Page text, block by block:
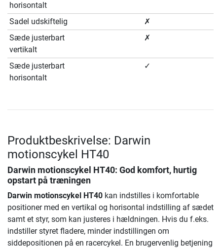
horisontalt
Sadel udskiftelig
✗
Sæde justerbart
vertikalt
✗
Sæde justerbart
horisontalt
✓
Produktbeskrivelse: Darwin
motionscykel HT40
Darwin motionscykel HT40: God komfort, hurtig
opstart på træningen
Darwin motionscykel HT40 kan indstilles i komfortable
positioner med en vertikal og horisontal indstilling af sædet
samt et styr, som kan justeres i hældningen. Hvis du f.eks.
indstiller styret fladere, minder indstillingen om
siddepositionen på en racercykel. En brugervenlig betjening